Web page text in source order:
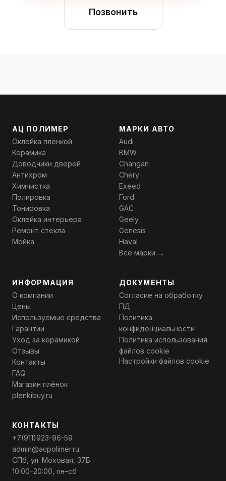
Позвонить
АЦ ПОЛИМЕР
Оклейка плёнкой
Керамика
Доводчики дверей
Антихром
Химчистка
Полировка
Тонировка
Оклейка интерьера
Ремонт стекла
Мойка
МАРКИ АВТО
Audi
BMW
Changan
Chery
Exeed
Ford
GAC
Geely
Genesis
Haval
Все марки →
ИНФОРМАЦИЯ
О компании
Цены
Используемые средства
Гарантии
Уход за керамикой
Отзывы
Контакты
FAQ
Магазин плёнок
plenkibuy.ru
ДОКУМЕНТЫ
Согласие на обработку
ПД
Политика
конфиденциальности
Политика использования
файлов cookie
Настройки файлов cookie
КОНТАКТЫ
+7(911)923-96-59
admin@acpolimer.ru
СПб, ул. Моховая, 37Б
10:00–20:00, пн–сб